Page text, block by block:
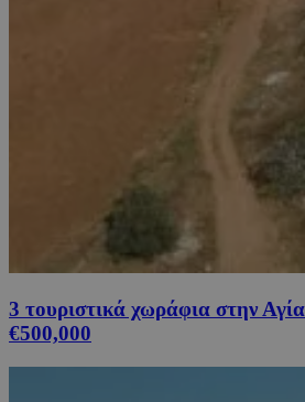
3 τουριστικά χωράφια στην
€500,000